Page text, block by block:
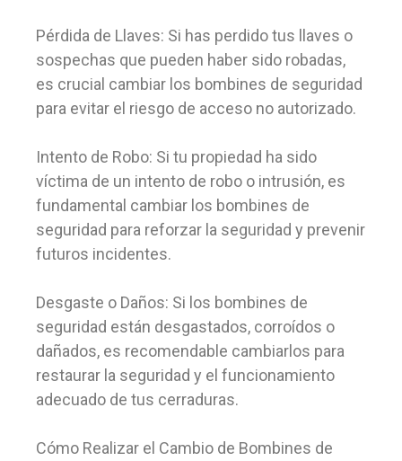
Pérdida de Llaves: Si has perdido tus llaves o
sospechas que pueden haber sido robadas,
es crucial cambiar los bombines de seguridad
para evitar el riesgo de acceso no autorizado.
Intento de Robo: Si tu propiedad ha sido
víctima de un intento de robo o intrusión, es
fundamental cambiar los bombines de
seguridad para reforzar la seguridad y prevenir
futuros incidentes.
Desgaste o Daños: Si los bombines de
seguridad están desgastados, corroídos o
dañados, es recomendable cambiarlos para
restaurar la seguridad y el funcionamiento
adecuado de tus cerraduras.
Cómo Realizar el Cambio de Bombines de